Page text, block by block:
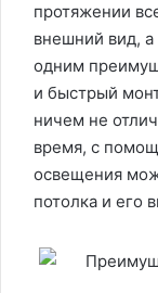
протяжении
внешний вид,
одним
и быстрый
ничем не
время, с
освещения
потолка и его